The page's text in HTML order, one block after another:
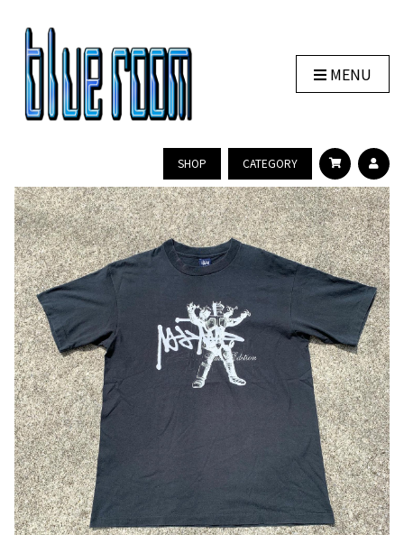
MENU
SHOP CATEGORY